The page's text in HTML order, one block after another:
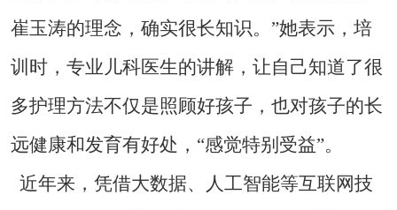
崔玉涛的理念，确实很长知识。”她表示，培
训时，专业儿科医生的讲解，让自己知道了很
多护理方法不仅是照顾好孩子，也对孩子的长
远健康和发育有好处，“感觉特别受益”。
近年来，凭借大数据、人工智能等互联网技